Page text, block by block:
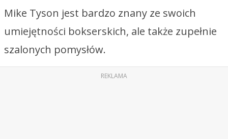
Mike Tyson jest bardzo znany ze swoich
umiejętności bokserskich, ale także zupełnie
szalonych pomysłów.
REKLAMA